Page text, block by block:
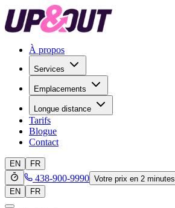
À propos
Services
Emplacements
Longue distance
Tarifs
Blogue
Contact
EN FR
438-900-9990 Votre prix en 2 minutes
EN
FR